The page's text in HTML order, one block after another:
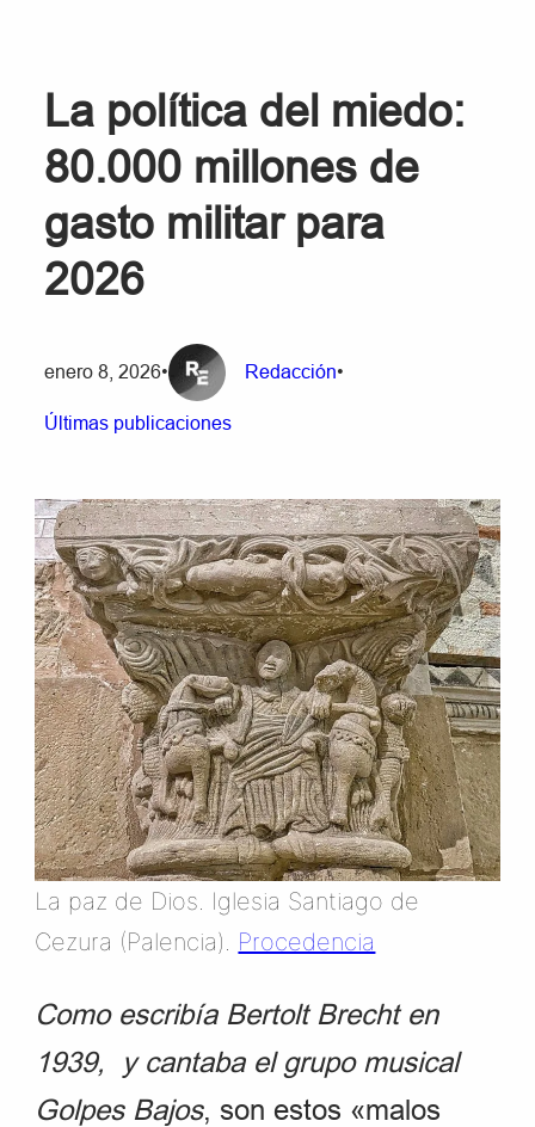
La política del miedo:
80.000 millones de
gasto militar para
2026
enero 8, 2026• Redacción•
Últimas publicaciones
La paz de Dios. Iglesia Santiago de
Cezura (Palencia). Procedencia
Como escribía Bertolt Brecht en
1939, y cantaba el grupo musical
Golpes Bajos, son estos «malos